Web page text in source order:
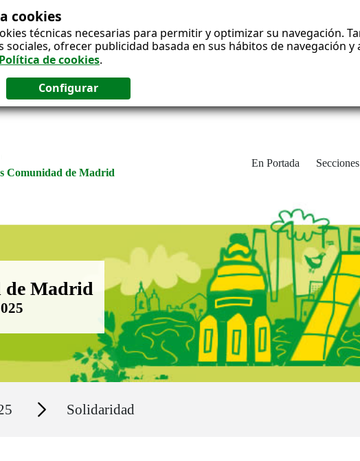
cookies
técnicas necesarias para permitir y optimizar su navegación.
sociales, ofrecer publicidad basada en sus hábitos de navegación
Política de cookies.
Comunidad de Madrid
En Portada Secciones
de Madrid
de Madrid
Secciones Solidaridad